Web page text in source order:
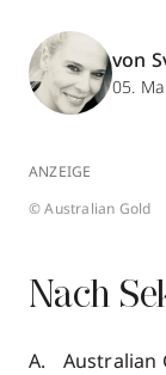
von
05.
ANZEIGE
© Australian Gold
Nach
Australian